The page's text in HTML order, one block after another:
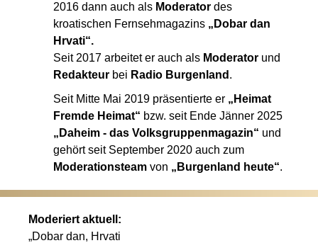
2016 dann auch als Moderator des
kroatischen Fernsehmagazins „Dobar dan
Hrvati“.
Seit 2017 arbeitet er auch als Moderator und
Redakteur bei Radio Burgenland .
Seit Mitte Mai 2019 präsentierte er „Heimat
Fremde Heimat“ bzw. seit Ende Jänner 2025
„Daheim - das Volksgruppenmagazin“ und
gehört seit September 2020 auch zum
Moderationsteam von „Burgenland heute“.
Moderiert aktuell:
„Dobar dan, Hrvati